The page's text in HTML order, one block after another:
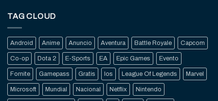
TAG CLOUD
Android Anime Anuncio Aventura Battle Royale Capcom
Co-op Dota 2 E-Sports EA Epic Games Evento
Fornite Gamepass Gratis Ios League Of Legends Marvel
Microsoft Mundial Nacional Netflix Nintendo